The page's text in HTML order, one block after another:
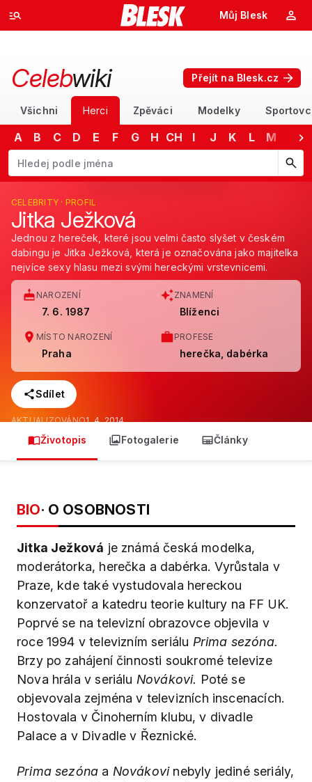
Můj Blesk
Celebwiki Přejít na Blesk.cz
Všichni Herci Zpěváci Modelky
A B C D E F G H CH I J K L M
Začněte psát jméno. Šipkami dolů a nahoru procházejte návrhy,
CELEBRITY · PROFIL
Jitka Ježková
Jednou z hereček, které jsou velmi často slyšet v českém
dabingu je Jitka Ježková, která je označována jako majitelka
nejvíce sexy hlasu mezi svými hereckými vrstevnicemi.
NAROZENÍ
7. 6. 1987
ZNAMENÍ
Blíženci
MÍSTO NAROZENÍ
Praha
PROFESE
herečka, dabérka
Sdílet
AKTUALIZOVÁNO1. 4. 2014
Životopis Fotogalerie Články
BIO· O OSOBNOSTI
Jitka Ježková je známá česká modelka,
moderátorka, herečka a dabérka. Vyrůstala v
Praze, kde také vystudovala hereckou
konzervatoř a katedru teorie kultury na FF UK.
Poprvé se na televizní obrazovce objevila v
roce 1994 v televizním seriálu Prima sezóna.
Brzy po zahájení činnosti soukromé televize
Nova hrála v seriálu Novákovi. Poté se
objevovala zejména v televizních inscenacích.
Hostovala v Činoherním klubu, v divadle
Palace a v Divadle v Řeznické.
Prima sezóna a Novákovinebyly jediné seriály,